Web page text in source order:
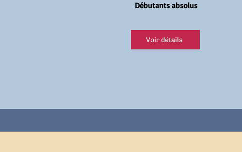
Débutants absolus
Voir détails